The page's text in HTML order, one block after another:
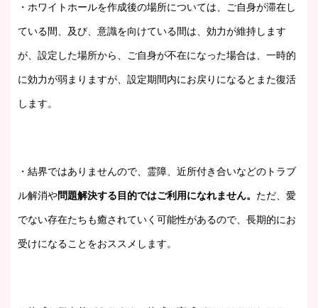
・ホワイトホールを作成後の場所については、ご自身が滞在し
ている間、及び、意識を向けている間は、効力が維持します
が、設定した場所から、ご自身が不在になった場合は、一時的
に効力が弱まりますが、設定期間内にお戻りになるとまた復活
します。
・結界ではありませんので、霊障、近所付き合いなどのトラブ
ル解消や問題解決する目的ではご利用になれません。 ただ、愛
でない存在たちも癒されていく可能性があるので、長期的にお
受けになることをおススメします。